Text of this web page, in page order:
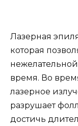
Лазерная
которая
время. Во
лазерное
разрушает
достичь